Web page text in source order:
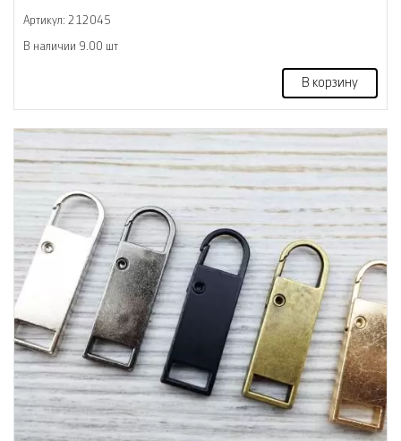
Артикул: 212045
В наличии 9.00 шт
В корзину